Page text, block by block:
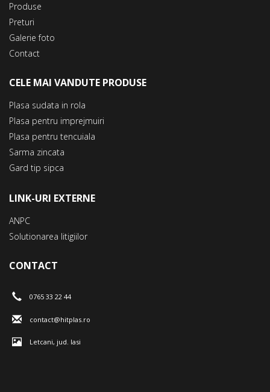
Produse
Preturi
Galerie foto
Contact
CELE MAI VANDUTE PRODUSE
Plasa sudata in rola
Plasa pentru imprejmuiri
Plasa pentru tencuiala
Sarma zincata
Gard tip sipca
LINK-URI EXTERNE
ANPC
Solutionarea litigiilor
CONTACT
0765 33 22 44
contact@hitplas.ro
Letcani, jud. Iasi